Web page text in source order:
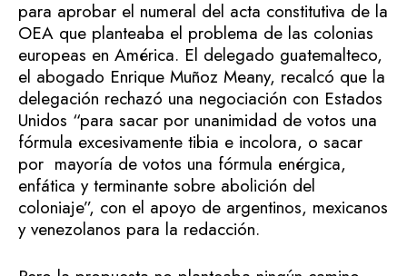
para aprobar el numeral del acta constitutiva de la
OEA que planteaba el problema de las colonias
europeas en América. El delegado guatemalteco,
el abogado Enrique Muñoz Meany, recalcó que la
delegación rechazó una negociación con Estados
Unidos “para sacar por unanimidad de votos una
fórmula excesivamente tibia e incolora, o sacar
por mayoría de votos una fórmula enérgica,
enfática y terminante sobre abolición del
coloniaje”, con el apoyo de argentinos, mexicanos
y venezolanos para la redacción.